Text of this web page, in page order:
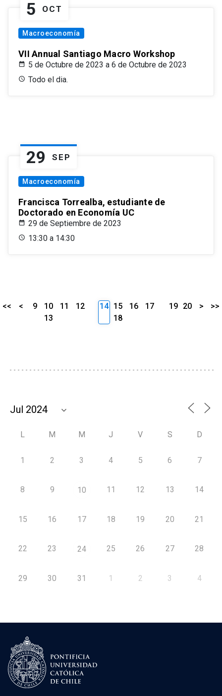
5 OCT
Macroeconomía
VII Annual Santiago Macro Workshop
5 de Octubre de 2023 a 6 de Octubre de 2023
Todo el dia.
29 SEP
Macroeconomía
Francisca Torrealba, estudiante de
Doctorado en Economía UC
29 de Septiembre de 2023
13:30 a 14:30
<< < 9 10 11
12
13
14 15 16
17
18
19 20 > >>
L M M J V S D
1 2 3 4 5 6 7
8 9 10 11 12 13 14
15 16 17 18 19 20 21
22 23 24 25 26 27 28
29 30 31 1 2 3 4